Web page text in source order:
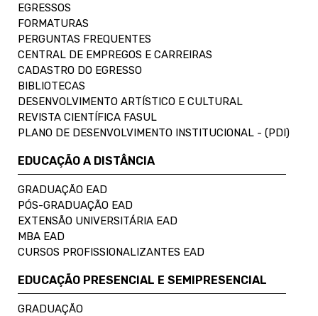
EGRESSOS
FORMATURAS
PERGUNTAS FREQUENTES
CENTRAL DE EMPREGOS E CARREIRAS
CADASTRO DO EGRESSO
BIBLIOTECAS
DESENVOLVIMENTO ARTÍSTICO E CULTURAL
REVISTA CIENTÍFICA FASUL
PLANO DE DESENVOLVIMENTO INSTITUCIONAL - (PDI)
EDUCAÇÃO A DISTÂNCIA
GRADUAÇÃO EAD
PÓS-GRADUAÇÃO EAD
EXTENSÃO UNIVERSITÁRIA EAD
MBA EAD
CURSOS PROFISSIONALIZANTES EAD
EDUCAÇÃO PRESENCIAL E SEMIPRESENCIAL
GRADUAÇÃO